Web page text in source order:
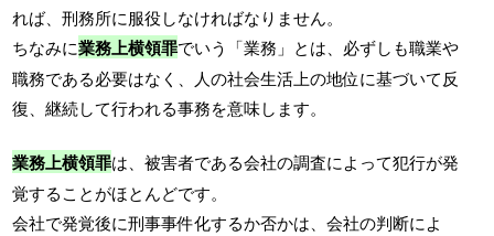
れば、刑務所に服役しなければなりません。
ちなみに業務上横領罪でいう「業務」とは、必ずしも職業や
職務である必要はなく、人の社会生活上の地位に基づいて反
復、継続して行われる事務を意味します。
業務上横領罪は、被害者である会社の調査によって犯行が発
覚することがほとんどです。
会社で発覚後に刑事事件化するか否かは、会社の判断によ